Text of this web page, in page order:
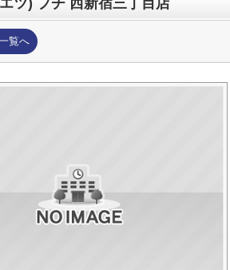
ツ) プチ 西新宿三丁目店
覧へ